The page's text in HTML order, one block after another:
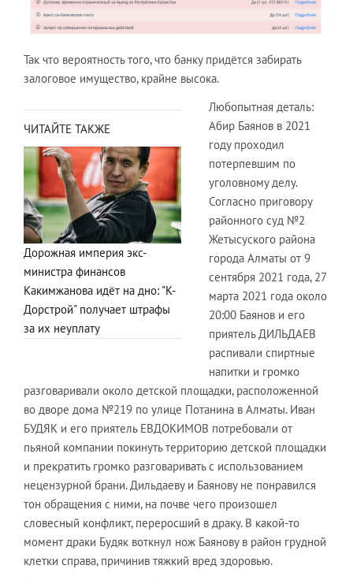
Так что вероятность того, что банку придётся забирать
залоговое имущество, крайне высока.
ЧИТАЙТЕ ТАКЖЕ
Дорожная империя экс-
министра финансов
Какимжанова идёт на дно: "К-
Дорстрой" получает штрафы
за их неуплату
Любопытная деталь:
Абир Баянов в 2021
году проходил
потерпевшим по
уголовному делу.
Согласно приговору
районного суд №2
Жетысуского района
города Алматы от 9
сентября 2021 года, 27
марта 2021 года около
20:00 Баянов и его
приятель ДИЛЬДАЕВ
распивали спиртные
напитки и громко
разговаривали около детской площадки, расположенной
во дворе дома №219 по улице Потанина в Алматы. Иван
БУДЯК и его приятель ЕВДОКИМОВ потребовали от
пьяной компании покинуть территорию детской площадки
и прекратить громко разговаривать с использованием
нецензурной брани. Дильдаеву и Баянову не понравился
тон обращения с ними, на почве чего произошел
словесный конфликт, переросший в драку. В какой-то
момент драки Будяк воткнул нож Баянову в район грудной
клетки справа, причинив тяжкий вред здоровью.